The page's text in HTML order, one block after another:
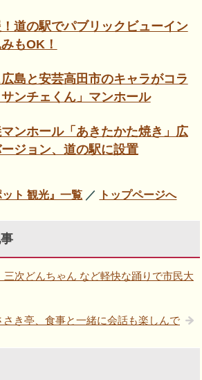
道の駅でパブリックビューイン
もOK！
島と安芸高田市のキャラがコラ
ンチェくん」マンホール
ンホール「あきたかた焼き」広
ジョン、道の駅に設置
ット 観光』一覧 ／ トップページへ
三次どんちゃん など軽快な踊りで市民大
き亭、食事と一緒に会話も楽しんで